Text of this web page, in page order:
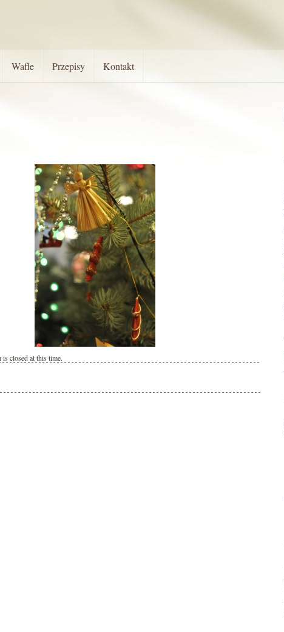
Wafle Przepisy Kontakt
closed at this time.